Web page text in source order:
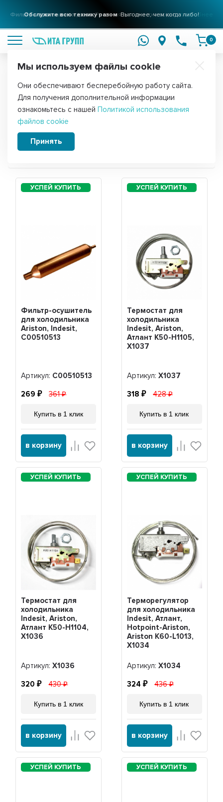
Обслужите всю технику разомВыгоднее, чем когда либо!
Фильтры для вашего домаРешения для очистки воды подробнее
0
Главная
Запчасти для холодильника Indesit
TIA 16
Фильтр-осушитель
для холодильника
Ariston, Indesit,
C00510513
Артикул: C00510513
269 361
Купить в 1 клик
в корзину
Термостат для
холодильника
Indesit, Ariston,
Атлант K50-H1105,
Х1037
Артикул: Х1037
318 428
Купить в 1 клик
в корзину
Термостат для
холодильника
Indesit, Ariston,
Атлант K50-H1104,
Х1036
Артикул:Х1036
320 430
Купить в 1 клик
в корзину
Терморегулятор
для холодильника
Indesit, Атлант,
Hotpoint-Ariston,
Ariston K60-L1013,
Х1034
Артикул: Х1034
324 436
Купить в 1 клик
в корзину
Мы используем файлы cookie
Они обеспечивают бесперебойную работу сайта.
Для получения дополнительной информации
ознакомьтесь с нашей Политикой использования
файлов cookie
Принять